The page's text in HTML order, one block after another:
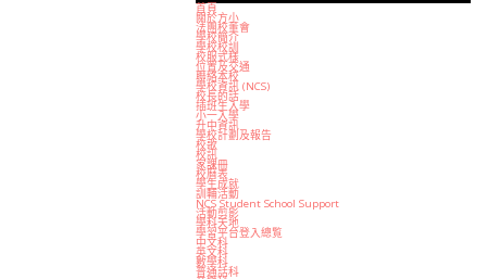
首頁
關於方小
法團校董會
學校簡介
學校校訓
校服式樣
位置及交通
聯絡本校
學校資訊 (NCS)
校長的話
插班生入學
小一入學
升中資訊
學校計劃及報告
校歌
校訊
家課冊
校曆表
學生成就
訓輔活動
NCS Student School Support
活動剪影
學科天地
學習平台登入總覧
中文科
英文科
數學科
普通話科